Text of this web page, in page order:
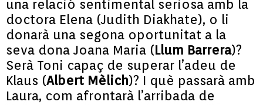
una relació sentimental seriosa amb la
doctora Elena (Judith Diakhate), o li
donarà una segona oportunitat a la
seva dona Joana Maria (Llum Barrera)?
Serà Toni capaç de superar l’adeu de
Klaus (Albert Mèlich)? I què passarà amb
Laura, com afrontarà l’arribada de